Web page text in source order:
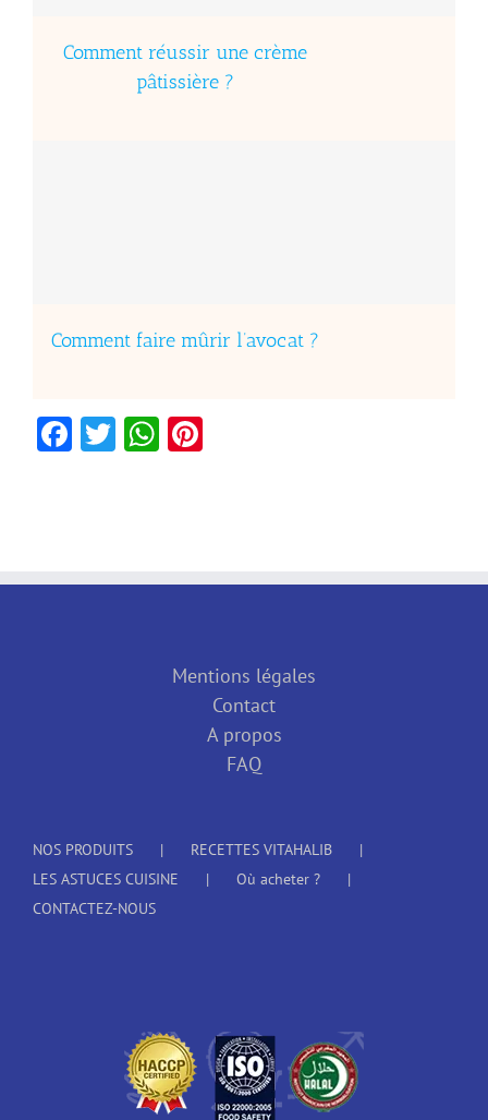
Comment réussir une crème
pâtissière ?
Comment faire mûrir l’avocat ?
Facebook
TwitterWhatsApp
Mentions légales
Contact
A propos
FAQ
NOS PRODUITS
RECETTES VITAHALIB
LES ASTUCES CUISINE
Où acheter ?
CONTACTEZ-NOUS